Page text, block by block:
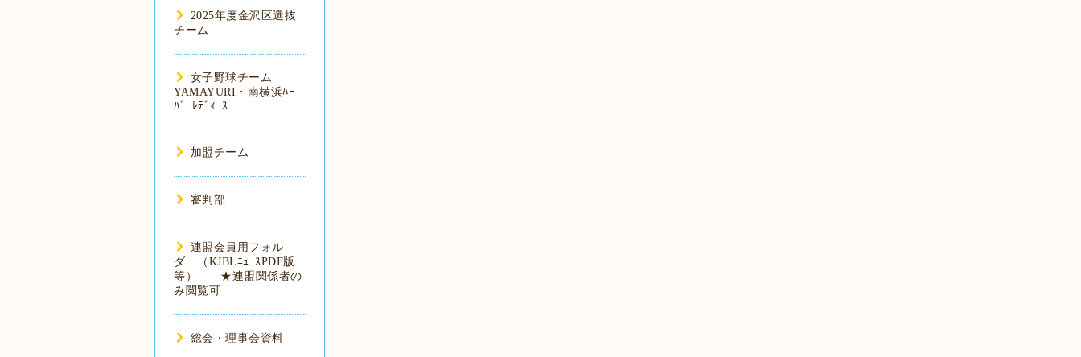
2025年度金沢区選抜
チーム
女子野球チーム
YAMAYURI・南横浜ﾊｰ
ﾊﾞｰﾚﾃﾞｨｰｽ
加盟チーム
審判部
連盟会員用フォル
ダ （KJBLﾆｭｰｽPDF版
等） ★連盟関係者の
み閲覧可
総会・理事会資料